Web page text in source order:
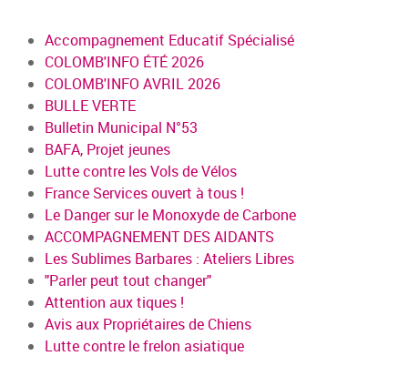
Accompagnement Educatif Spécialisé
COLOMB'INFO ÉTÉ 2026
COLOMB'INFO AVRIL 2026
BULLE VERTE
Bulletin Municipal N°53
BAFA, Projet jeunes
Lutte contre les Vols de Vélos
France Services ouvert à tous !
Le Danger sur le Monoxyde de Carbone
ACCOMPAGNEMENT DES AIDANTS
Les Sublimes Barbares : Ateliers Libres
"Parler peut tout changer"
Attention aux tiques !
Avis aux Propriétaires de Chiens
Lutte contre le frelon asiatique